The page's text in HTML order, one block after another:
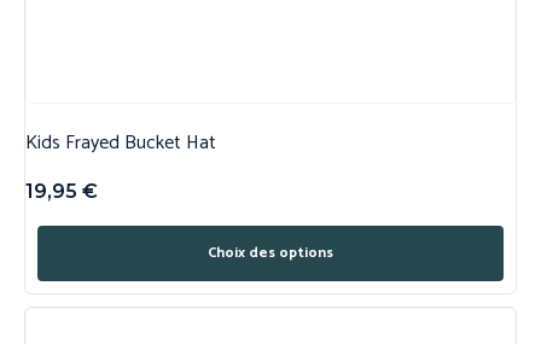
Kids Frayed Bucket Hat
19,95 €
Choix des options